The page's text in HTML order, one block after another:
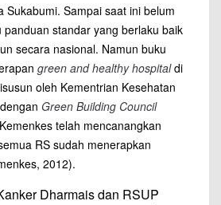
Sukabumi. Sampai saat ini belum
standar yang berlaku baik
secara nasional. Namun buku
green and healthy hospitaldi
oleh Kementrian Kesehatan
Green Building Council
telah mencanangkan
RS sudah menerapkan
2012).
Dharmais dan RSUP